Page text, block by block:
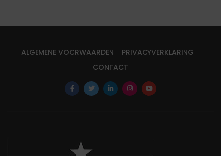
ALGEMENE VOORWAARDEN
PRIVACYVERKLARING
CONTACT